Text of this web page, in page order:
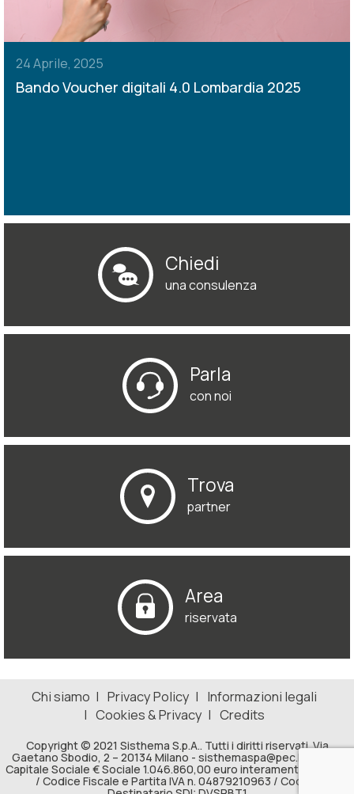
24 Aprile, 2025
Bando Voucher digitali 4.0 Lombardia 2025
Chiedi
una consulenza
Parla
con noi
Trova
partner
Area
riservata
Chi siamo Privacy Policy
Informazioni legali
Cookies & Privacy
Credits
Copyright © 2021 Sisthema S.p.A.. Tutti i diritti riservati. Via
Gaetano Sbodio, 2 – 20134 Milano - sisthemaspa@pec.leonet.it
Capitale Sociale € Sociale 1.046.860,00 euro interamente versato
/ Codice Fiscale e Partita IVA n. 04879210963 / Codice